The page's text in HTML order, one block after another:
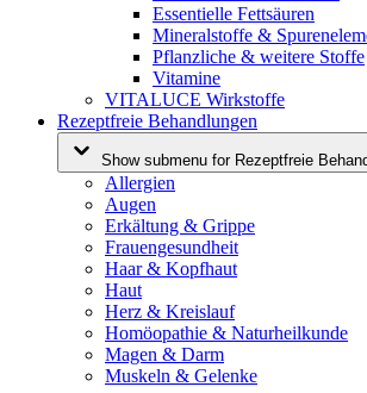
Essentielle Fettsäuren
Mineralstoffe &
Pflanzliche & weitere Stoffe
Vitamine
VITALUCE Wirkstoffe
Rezeptfreie Behandlungen
Show submenu for Rezeptfreie
Allergien
Augen
Erkältung & Grippe
Frauengesundheit
Haar & Kopfhaut
Haut
Herz & Kreislauf
Homöopathie & Naturheilkunde
Magen & Darm
Muskeln & Gelenke